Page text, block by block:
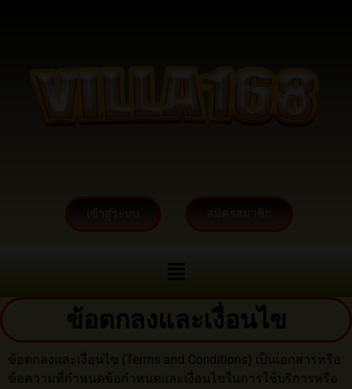
ข้อตกลงและเงื่อนไข
ข้อตกลงและเงื่อนไข (Terms and Conditions) เป็นเอกสารหรือ
ข้อความที่กำหนดข้อกำหนดและเงื่อนไขในการใช้บริการหรือ